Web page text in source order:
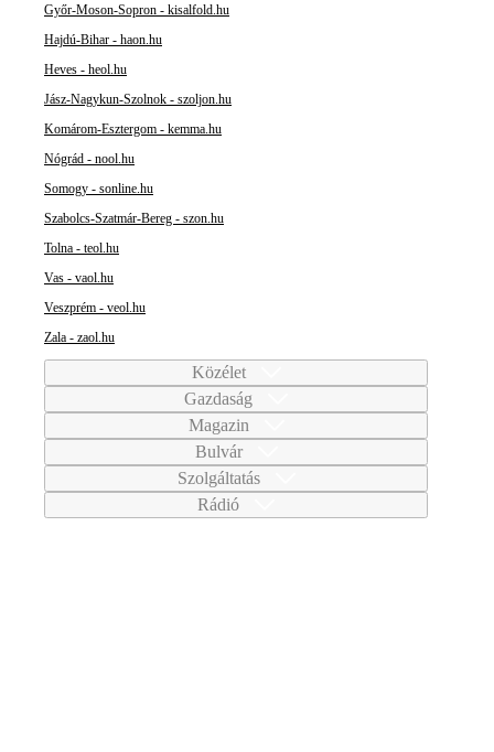
Győr-Moson-Sopron - kisalfold.hu
Hajdú-Bihar - haon.hu
Heves - heol.hu
Jász-Nagykun-Szolnok - szoljon.hu
Komárom-Esztergom - kemma.hu
Nógrád - nool.hu
Somogy - sonline.hu
Szabolcs-Szatmár-Bereg - szon.hu
Tolna - teol.hu
Vas - vaol.hu
Veszprém - veol.hu
Zala - zaol.hu
Közélet
Gazdaság
Magazin
Bulvár
Szolgáltatás
Rádió